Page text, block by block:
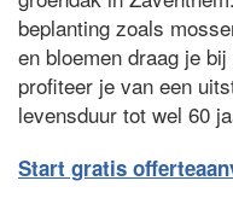
beplanting zoals
en bloemen draag je
profiteer je van een
levensduur tot wel 60
Start gratis